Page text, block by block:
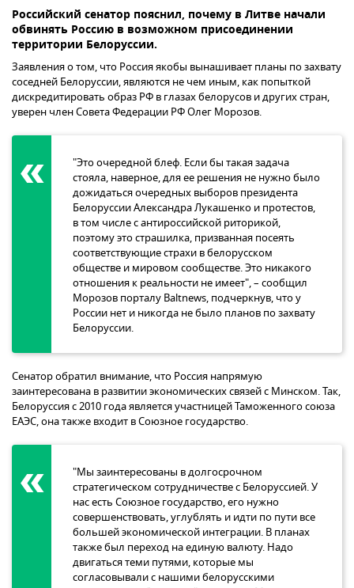
Российский сенатор пояснил, почему в Литве начали
обвинять Россию в возможном присоединении
территории Белоруссии.
Заявления о том, что Россия якобы вынашивает планы по захвату
соседней Белоруссии, являются не чем иным, как попыткой
дискредитировать образ РФ в глазах белорусов и других стран,
уверен член Совета Федерации РФ Олег Морозов.
"Это очередной блеф. Если бы такая задача
стояла, наверное, для ее решения не нужно было
дожидаться очередных выборов президента
Белоруссии Александра Лукашенко и протестов,
в том числе с антироссийской риторикой,
поэтому это страшилка, призванная посеять
соответствующие страхи в белорусском
обществе и мировом сообществе. Это никакого
отношения к реальности не имеет", – сообщил
Морозов порталу Baltnews, подчеркнув, что у
России нет и никогда не было планов по захвату
Белоруссии.
Сенатор обратил внимание, что Россия напрямую
заинтересована в развитии экономических связей с Минском. Так,
Белоруссия с 2010 года является участницей Таможенного союза
ЕАЭС, она также входит в Союзное государство.
"Мы заинтересованы в долгосрочном
стратегическом сотрудничестве с Белоруссией. У
нас есть Союзное государство, его нужно
совершенствовать, углублять и идти по пути все
большей экономической интеграции. В планах
также был переход на единую валюту. Надо
двигаться теми путями, которые мы
согласовывали с нашими белорусскими